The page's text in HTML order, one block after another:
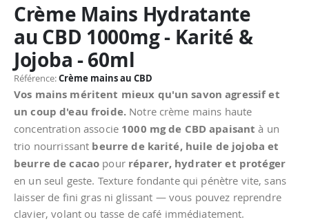
au
début
de
la
Galerie
d’images
Crème Mains Hydratante
au CBD 1000mg - Karité &
Jojoba - 60ml
Référence Crème mains au CBD
Vos mains méritent mieux qu'un savon agressif et
un coup d'eau froide.Notre crème mains haute
concentration associe 1000 mg de CBD apaisant à un
trio nourrissant beurre de karité, huile de jojoba et
beurre de cacao pour réparer, hydrater et protéger
en un seul geste. Texture fondante qui pénètre vite, sans
laisser de fini gras ni glissant — vous pouvez reprendre
clavier, volant ou tasse de café immédiatement.